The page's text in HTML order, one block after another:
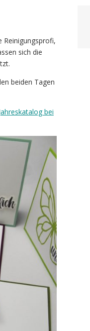
Reinigungsprofi,
sich die
beiden Tagen
bei